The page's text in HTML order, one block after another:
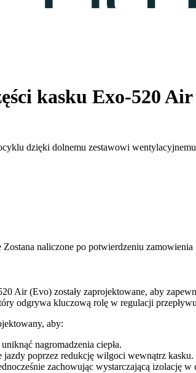
kasku Exo-520
dzięki dolnemu zestawowi
Zostana naliczone po potwierdzeniu zamowienia
Air (Evo) zostały zaprojektowane, aby
odgrywa kluczową rolę w regulacji
aby:
nagromadzenia ciepła.
jazdy poprzez redukcję wilgoci wewnątrz kasku.
zachowując wystarczającą izolację w